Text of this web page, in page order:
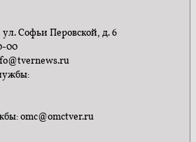
ул. Софьи Перовской, д. 6
00
omc@omctver.ru